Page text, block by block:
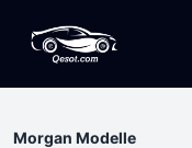
Morgan Modelle